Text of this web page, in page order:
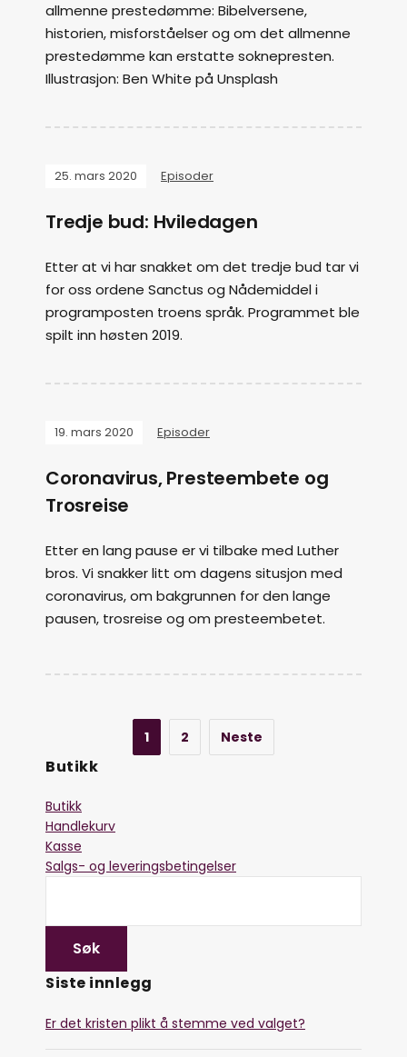
allmenne prestedømme: Bibelversene,
historien, misforståelser og om det allmenne
prestedømme kan erstatte soknepresten.
Illustrasjon: Ben White på Unsplash
25. mars 2020 Episoder
Tredje bud: Hviledagen
Etter at vi har snakket om det tredje bud tar vi
for oss ordene Sanctus og Nådemiddel i
programposten troens språk. Programmet ble
spilt inn høsten 2019.
19. mars 2020 Episoder
Coronavirus, Presteembete og
Trosreise
Etter en lang pause er vi tilbake med Luther
bros. Vi snakker litt om dagens situsjon med
coronavirus, om bakgrunnen for den lange
pausen, trosreise og om presteembetet.
1 2 Neste
Butikk
Butikk
Handlekurv
Kasse
Salgs- og leveringsbetingelser
Siste innlegg
Er det kristen plikt å stemme ved valget?